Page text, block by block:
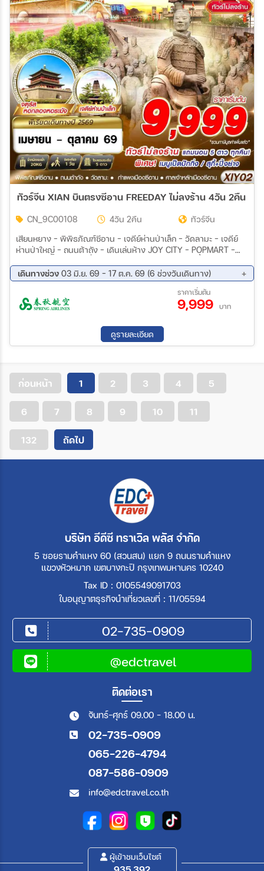
ทัวร์จีน XIAN บินตรงซีอาน FREEDAY ไม่ลงร้าน 4วัน 2คืน
CN_9C00108 4วัน 2คืน
ทัวร์จีน
เสียนหยาง – พิพิธภัณฑ์ซีอาน – เจดีย์ห่านป่าเล็ก – วัดลามะ – เจดีย์
ห่านป่าใหญ่ – ถนนต้าถัง – เดินเล่นห้าง JOY CITY – POPMART -
พิพิธภัณฑ์ทหารดินเผาจิ๋นซี (รวมรถแบตเตอรี่) – OUTLETS XIAN
SHA ZHI CHUAN – จตุรัสหอกลอง หอระฆัง – ถนนมุสลิม (รวมอาหาร
เที่ยง) -ศาลเจ้าหลักเมืองซีอาน – ห้าง SAGA – กำแพงเมืองซีอาน –
ถนนซูหยวนเหมิน – ห้าง MixC – ท่าอากาศยานนานาชาติซีอานเสียน
เดินทางช่วง 03 มิ.ย. 69 - 17 ต.ค. 69 (6 ช่วงวันเดินทาง)
26 ส.ค. 69 - 29 ส.ค. 69
02 ก.ย. 69 - 05 ก.ย. 69
09 ก.ย. 69 - 12 ก.ย. 69
16 ก.ย. 69 - 19 ก.ย. 69
17 ต.ค. 69 - 17 ต.ค. 69
ราคาเริ่มต้น
9,999 บาท
ดูรายละเอียด
ก่อนหน้า 1 2 3 4 5
6 7 8 9 10 11
132 ถัดไป
บริษัท อีดีซี ทราเวิล พลัส จำกัด
5 ซอยรามคำแหง 60 (สวนสน) แยก 9 ถนนรามคำแหง
แขวงหัวหมาก เขตบางกะปิ กรุงเทพมหานคร 10240
Tax ID : 0105549091703
ใบอนุญาตธุรกิจนำเที่ยวเลขที่ : 11/05594
02-735-0909
@edctravel
ติดต่อเรา
จันทร์-ศุกร์ 09.00 - 18.00 น.
02-735-0909
065-226-4794
087-586-0909
info@edctravel.co.th
ผู้เข้าชมเว็บไซต์